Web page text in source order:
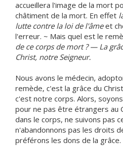
accueillera l'image de la mort
châtiment de la mort. En effet
lutte contre la loi de l'âmeet
l'erreur. ~ Mais quel est le
de ce corps de mort ? — La
Christ, notre Seigneur.
Nous avons le médecin,
remède, c'est la grâce du
c'est notre corps. Alors,
pour ne pas être étrangers au
dans le corps, ne suivons pas
n'abandonnons pas les droits
préférons les dons de la grâce.